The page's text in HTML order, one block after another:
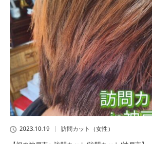
2023.10.19 訪問カット（女性）